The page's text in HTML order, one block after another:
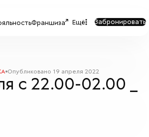
Франшиза Ещё Забронировать
Опубликовано 19 апреля 2022
с 22.00-02.00 _